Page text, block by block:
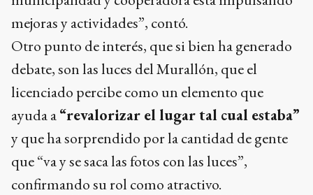
mejoras y actividades”, contó.
Otro punto de interés, que si bien ha generado
debate, son las luces del Murallón, que el
licenciado percibe como un elemento que
ayuda a“revalorizar el lugar tal cual estaba”
y que ha sorprendido por la cantidad de gente
que “va y se saca las fotos con las luces”,
confirmando su rol como atractivo.